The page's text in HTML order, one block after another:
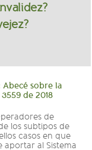
sobre la
de 2018
de
los subtipos de
casos en que
al Sistema